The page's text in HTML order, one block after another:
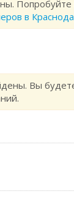
Попробуйте
в
Вы